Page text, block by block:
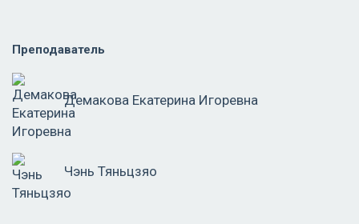
Преподаватель
Демакова Екатерина Игоревна
Чэнь Тяньцзяо